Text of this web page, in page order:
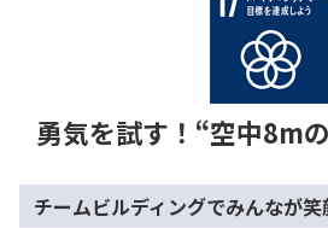
勇気を試す！“空中8m
チームビルディングでみんなが笑